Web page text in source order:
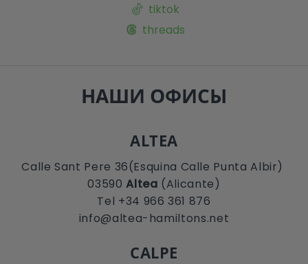
tiktok
threads
НАШИ ОФИСЫ
ALTEA
Calle Sant Pere 36(Esquina Calle Punta Albir)
03590Altea (Alicante)
Tel +34 966 361 876
info@altea-hamiltons.net
CALPE